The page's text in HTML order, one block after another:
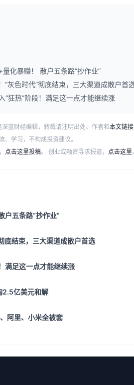
化暴赚！ 散户五条路“抄作业”
灰色时代”彻底结束，三大渠道成散户首
“狂热”阶段！满足这一点才能继续涨
蓝财经编辑，转载请注明出处、作者和本文链接
学习，不构成投资建议。
点击这里投稿。 创业或融资寻求报道， 点击这里。
户五条路“抄作业”
底结束，三大渠道成散户首选
满足这一点才能继续涨
2.5亿美元和解
阿里、小米全被套